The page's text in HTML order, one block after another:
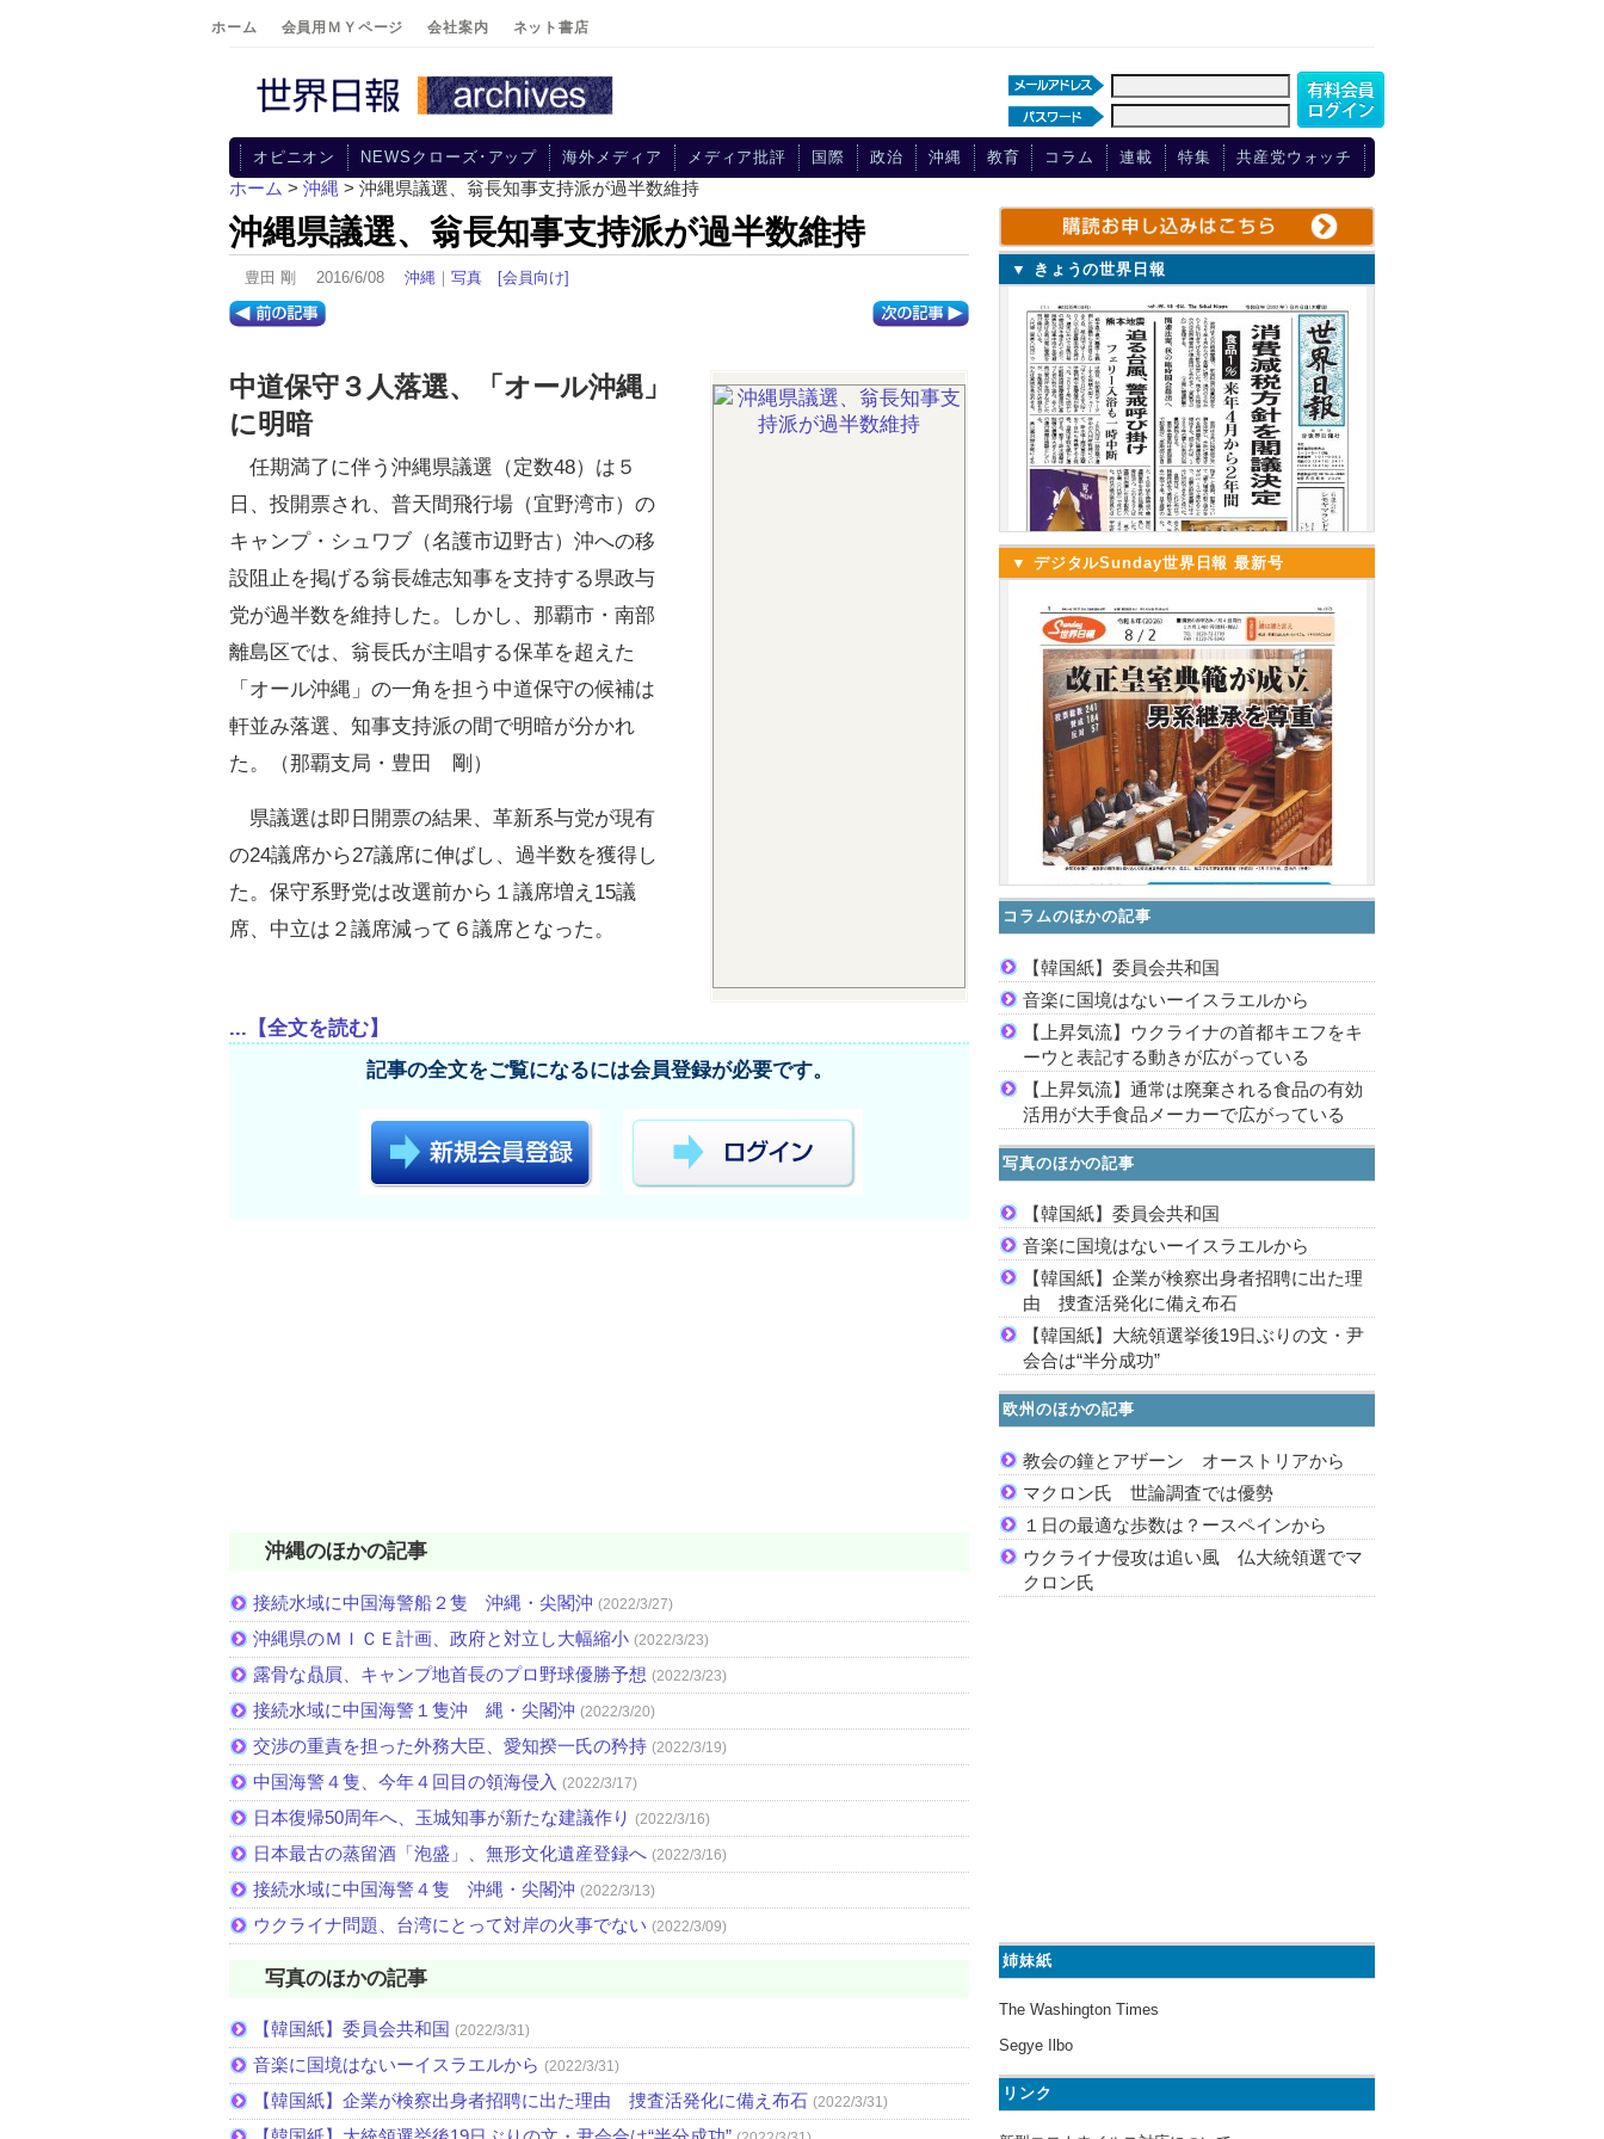
ホーム 会員用ＭＹページ 会社案内 ネット書店
オピニオン NEWSクローズ･アップ 海外メディア メディア批評 国際 政治 沖縄 教育 コラム 連載 特集 共産党ウォッチ
ホーム > 沖縄 > 沖縄県議選、翁長知事支持派が過半数維持
沖縄県議選、翁長知事支持派が過半数維持
豊田 剛 2016/6/08 沖縄 ｜ 写真 [会員向け]
中道保守３人落選、「オール沖縄」
に明暗
任期満了に伴う沖縄県議選（定数48）は５
日、投開票され、普天間飛行場（宜野湾市）の
キャンプ・シュワブ（名護市辺野古）沖への移
設阻止を掲げる翁長雄志知事を支持する県政与
党が過半数を維持した。しかし、那覇市・南部
離島区では、翁長氏が主唱する保革を超えた
「オール沖縄」の一角を担う中道保守の候補は
軒並み落選、知事支持派の間で明暗が分かれ
た。（那覇支局・豊田 剛）
県議選は即日開票の結果、革新系与党が現有
の24議席から27議席に伸ばし、過半数を獲得し
た。保守系野党は改選前から１議席増え15議
席、中立は２議席減って６議席となった。
...【全文を読む】
記事の全文をご覧になるには会員登録が必要です。
沖縄のほかの記事
接続水域に中国海警船２隻 沖縄・尖閣沖 (2022/3/27)
沖縄県のＭＩＣＥ計画、政府と対立し大幅縮小 (2022/3/23)
露骨な贔屓、キャンプ地首長のプロ野球優勝予想 (2022/3/23)
接続水域に中国海警１隻沖 縄・尖閣沖 (2022/3/20)
交渉の重責を担った外務大臣、愛知揆一氏の矜持 (2022/3/19)
中国海警４隻、今年４回目の領海侵入 (2022/3/17)
日本復帰50周年へ、玉城知事が新たな建議作り (2022/3/16)
日本最古の蒸留酒「泡盛」、無形文化遺産登録へ (2022/3/16)
接続水域に中国海警４隻 沖縄・尖閣沖 (2022/3/13)
ウクライナ問題、台湾にとって対岸の火事でない (2022/3/09)
写真のほかの記事
【韓国紙】委員会共和国 (2022/3/31)
音楽に国境はないーイスラエルから (2022/3/31)
【韓国紙】企業が検察出身者招聘に出た理由 捜査活発化に備え布石 (2022/3/31)
▼ きょうの世界日報
▼ デジタルSunday世界日報 最新号
コラムのほかの記事
【韓国紙】委員会共和国
音楽に国境はないーイスラエルから
【上昇気流】ウクライナの首都キエフをキ
ーウと表記する動きが広がっている
【上昇気流】通常は廃棄される食品の有効
活用が大手食品メーカーで広がっている
写真のほかの記事
【韓国紙】委員会共和国
音楽に国境はないーイスラエルから
【韓国紙】企業が検察出身者招聘に出た理
由 捜査活発化に備え布石
【韓国紙】大統領選挙後19日ぶりの文・尹
会合は“半分成功”
欧州のほかの記事
教会の鐘とアザーン オーストリアから
マクロン氏 世論調査では優勢
１日の最適な歩数は？ースペインから
ウクライナ侵攻は追い風 仏大統領選でマ
クロン氏
姉妹紙
The Washington Times
Segye Ilbo
リンク